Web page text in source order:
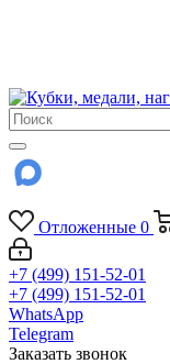
Отложенные 0
+7 (499) 151-52-01
+7 (499) 151-52-01
WhatsApp
Telegram
Заказать звонок